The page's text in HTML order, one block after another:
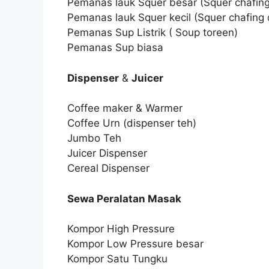
Pemanas lauk Squer besar (Squer
Pemanas lauk Squer kecil (Squer chafing
Pemanas Sup Listrik ( Soup toreen)
Pemanas Sup biasa
Dispenser & Juicer
Coffee maker & Warmer
Coffee Urn (dispenser teh)
Jumbo Teh
Juicer Dispenser
Cereal Dispenser
Sewa Peralatan Masak
Kompor High Pressure
Kompor Low Pressure besar
Kompor Satu Tungku